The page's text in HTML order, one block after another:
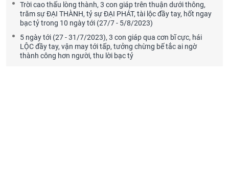
Trời cao thấu lòng thành, 3 con giáp trên thuận dưới thông,
trăm sự ĐẠI THÀNH, tỷ sự ĐẠI PHÁT, tài lộc đầy tay, hốt ngay
bạc tỷ trong 10 ngày tới (27/7 - 5/8/2023)
5 ngày tới (27 - 31/7/2023), 3 con giáp qua cơn bĩ cực, hái
LỘC đầy tay, vận may tới tấp, tưởng chừng bế tắc ai ngờ
thành công hơn người, thu lời bạc tỷ